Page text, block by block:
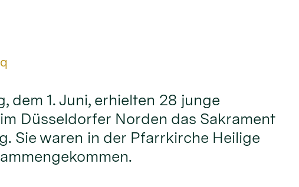
dem 1. Juni, erhielten 28 junge
Düsseldorfer Norden das Sakrament
Sie waren in der Pfarrkirche Heilige